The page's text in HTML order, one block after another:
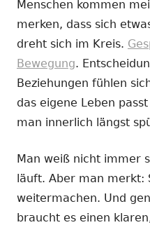
Menschen kommen
merken, dass sich
dreht sich im Kreis.
Bewegung.
Beziehungen fühlen
das eigene Leben
man innerlich längst
Man weiß nicht immer
läuft. Aber man merkt:
weitermachen. Und
braucht es einen